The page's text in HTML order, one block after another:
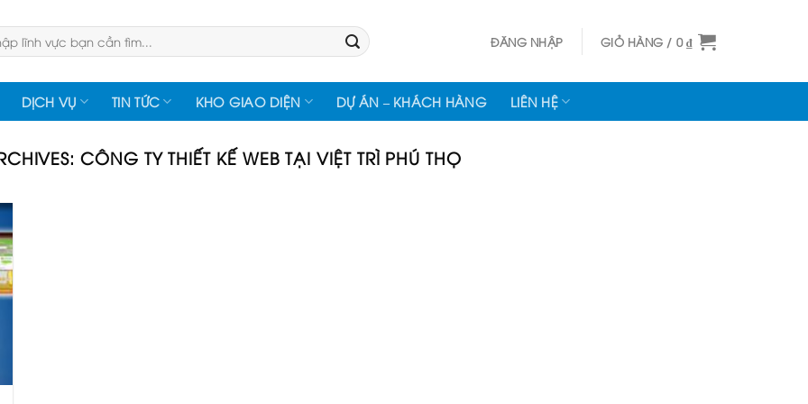
ĐĂNG NHẬP GIỎ HÀNG / 0₫
DỊCH VỤ TIN TỨC KHO GIAO DIỆN DỰ ÁN – KHÁCH HÀNG LIÊN HỆ
CÔNG TY THIẾT KẾ WEB TẠI VIỆT TRÌ PHÚ THỌ